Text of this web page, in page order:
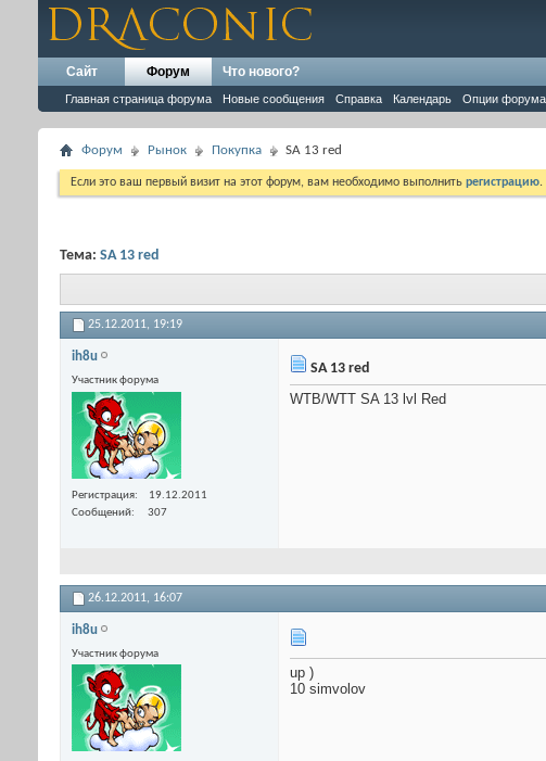
Сайт Форум
Главная страница форума Новые сообщения Справка Календарь Опции форума
Что нового?
Форум Рынок Покупка SA 13 red
Если это ваш первый визит на этот форум, вам необходимо выполнить регистрацию.
Тема: SA 13 red
25.12.2011, 19:19
ih8u
Участник форума
Регистрация
19.12.2011
Сообщений
307
SA 13 red
WTB/WTT SA 13 lvl Red
26.12.2011, 16:07
ih8u
Участник форума
up )
10 simvolov